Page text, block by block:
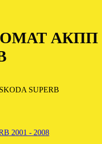
АКПП
2001 - 2008